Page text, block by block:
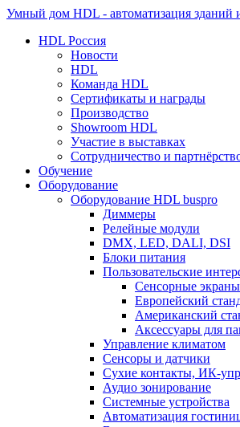
Умный дом HDL - автоматизация зданий
HDL Россия
Новости
HDL
Команда HDL
Сертификаты и награды
Производство
Showroom HDL
Участие в выставках
Сотрудничество и
Обучение
Оборудование
Оборудование HDL buspro
Диммеры
Релейные модули
DMX, LED, DALI, DSI
Блоки питания
Пользовательские
Сенсорные
Европейский
Американский
Аксессуары для
Управление климатом
Сенсоры и датчики
Сухие контакты, ИК-
Аудио зонирование
Системные устройства
Автоматизация